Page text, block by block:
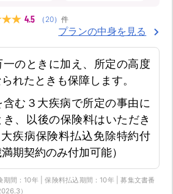
4.5 （ 20） 件
プランの中身を見る
のときに加え、所定の高度
れたときも保障します。
含む３大疾病で所定の事由に
、以後の保険料はいただき
疾病保険料払込免除特約付
期契約のみ付加可能）
間：10年 | 保険料払込期間：10年 | 募集文書番
）